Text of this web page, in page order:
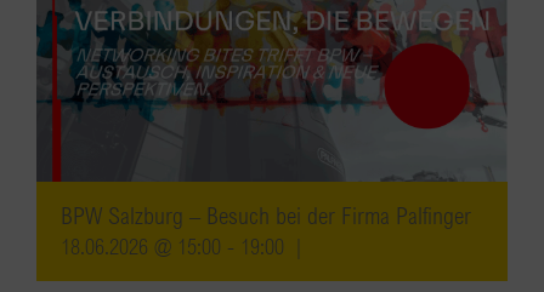
BPW Salzburg – Besuch bei der Firma Palfinger
18.06.2026 @ 15:00 - 19:00